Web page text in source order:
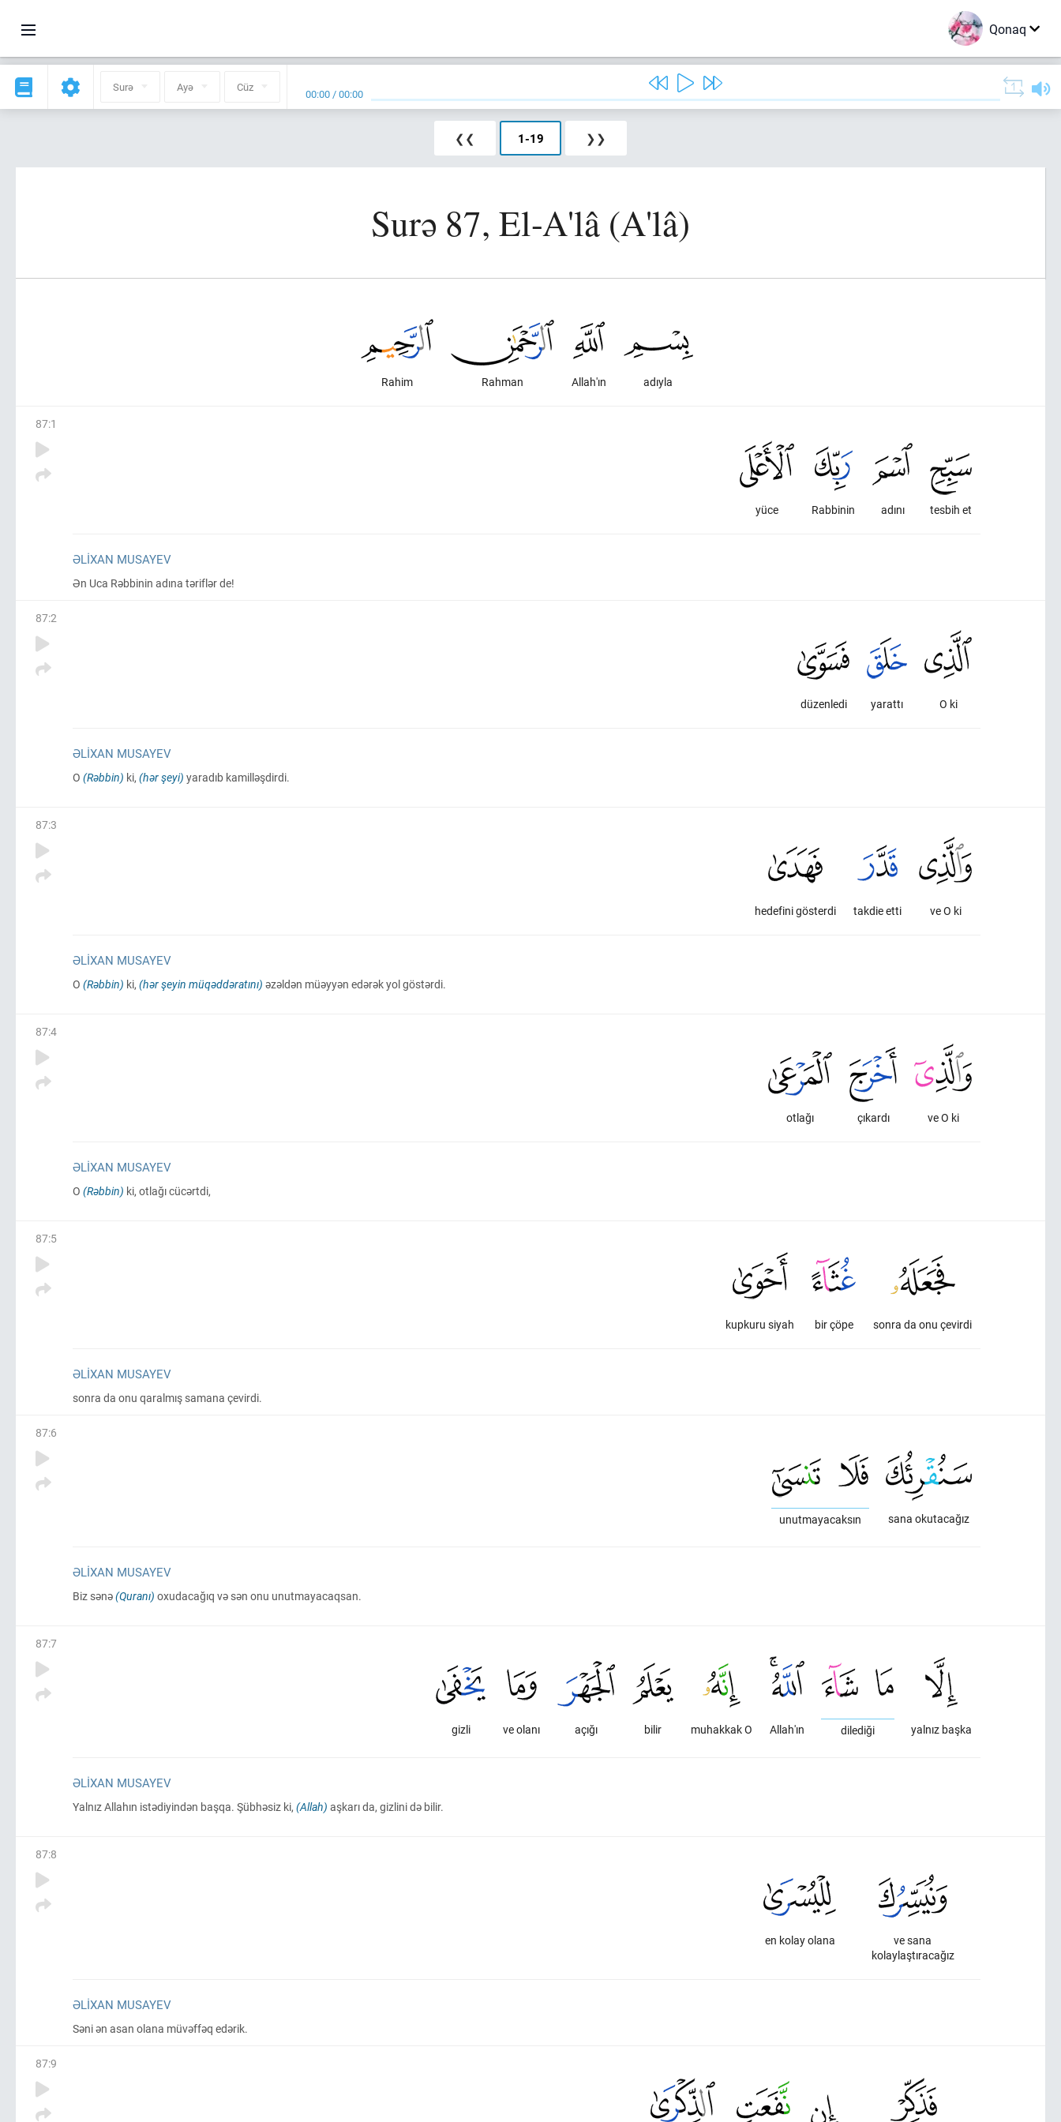
Qonaq
Surə Ayə Cüz 00:00 /00:00
❮❮ 1-19 ❯❯
Surə 87, El-A'lâ (A'lâ)
adıyla
Allah'ın
Rahman
Rahim
87:1
tesbih et
adını
Rabbinin
yüce
ƏLIXAN MUSAYEV
Ən Uca Rəbbinin adına təriflər de!
87:2
O ki
yarattı
düzenledi
ƏLIXAN MUSAYEV
O (Rəbbin) ki, (hər şeyi) yaradıb kamilləşdirdi.
87:3
ve O ki
takdie etti
hedefini gösterdi
ƏLIXAN MUSAYEV
O (Rəbbin) ki, (hər şeyin müqəddəratını) əzəldən müəyyən edərək yol göstərdi.
87:4
ve O ki
çıkardı
otlağı
ƏLIXAN MUSAYEV
O (Rəbbin) ki, otlağı cücərtdi,
87:5
sonra da onu çevirdi
bir çöpe
kupkuru siyah
ƏLIXAN MUSAYEV
sonra da onu qaralmış samana çevirdi.
87:6
sana okutacağız
unutmayacaksın
ƏLIXAN MUSAYEV
Biz sənə(Quranı) oxudacağıq və sən onu unutmayacaqsan.
87:7
yalnız başka
dilediği
Allah'ın
muhakkak O
bilir
açığı
ve olanı
gizli
ƏLIXAN MUSAYEV
Yalnız Allahın istədiyindən başqa. Şübhəsiz ki, (Allah) aşkarı da, gizlini də bilir.
87:8
ve sana
kolaylaştıracağız
en kolay olana
ƏLIXAN MUSAYEV
Səni ən asan olana müvəffəq edərik.
87:9